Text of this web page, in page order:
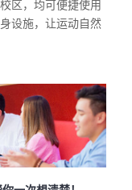
区，均可便捷使用
设施，让运动自然